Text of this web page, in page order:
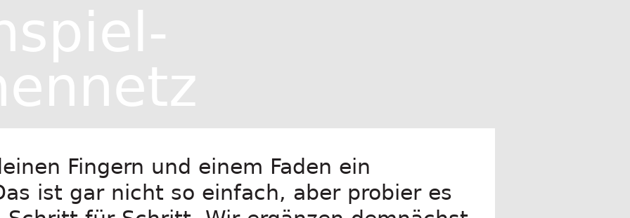
Fingern und einem Faden ein
ist gar nicht so einfach, aber probier es